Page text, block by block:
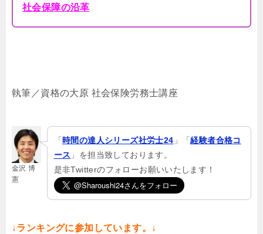
社会保障の沿革
執筆／資格の大原 社会保険労務士講座
金沢 博
憲
「時間の達人シリーズ社労士24 」「経験者合格コ
ース 」を担当致しております。
是非Twitterのフォローお願いいたします！
↓ランキングに参加しています。↓